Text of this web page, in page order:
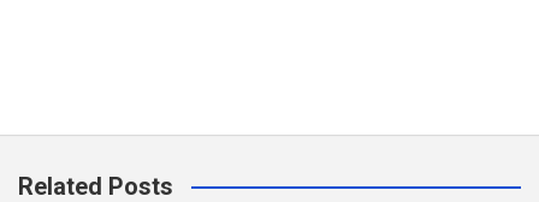
Related Posts